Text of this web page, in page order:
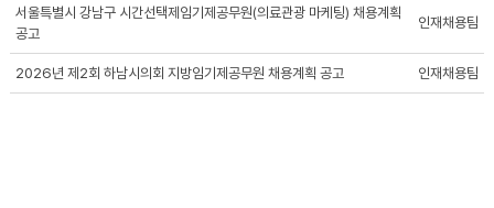
서울특별시 강남구 시간선택제임기제공무원(의료관광 마케팅) 채용계획
공고
인재채용팀
2026년 제2회 하남시의회 지방임기제공무원 채용계획 공고 인재채용팀